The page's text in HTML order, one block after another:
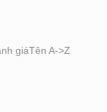
giáTên A->Z